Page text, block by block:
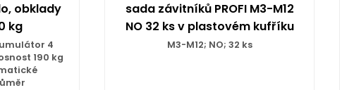
obklady
kg
4
190 kg
sada závitníků PROFI M3-M12
NO 32 ks v plastovém kufříku
M3-M12; NO; 32 ks